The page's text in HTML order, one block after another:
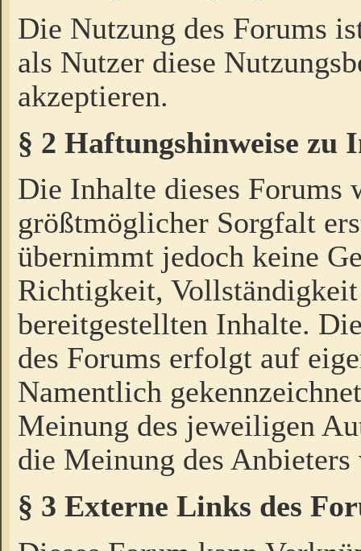
Die Nutzung des Forums
als Nutzer diese
akzeptieren.
§ 2 Haftungshinweise zu
Die Inhalte dieses Forums
größtmöglicher Sorgfalt
übernimmt jedoch keine
Richtigkeit,
bereitgestellten Inhalte.
des Forums erfolgt auf
Namentlich
Meinung des jeweiligen
die Meinung des Anbieters
§ 3 Externe Links des